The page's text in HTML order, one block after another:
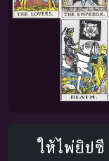
ให้ไพ่ยิปซี